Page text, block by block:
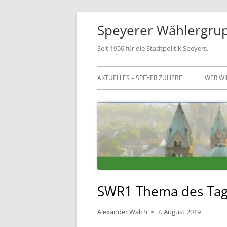
Speyerer
Seit 1956 für die Stadtpolitik Speyers.
Primäres
Menü
AKTUELLES – SPEYER ZULIEBE WER
SWR1 Thema des
Autor
Alexander Walch
Veröffentlicht
7. August 2019